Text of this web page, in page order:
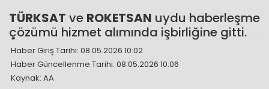
TÜRKSAT ve ROKETSAN uydu haberleşme
çözümü hizmet alımında işbirliğine gitti.
Haber Giriş Tarihi: 08.05.2026 10:02
Haber Güncellenme Tarihi: 08.05.2026 10:06
Kaynak: AA